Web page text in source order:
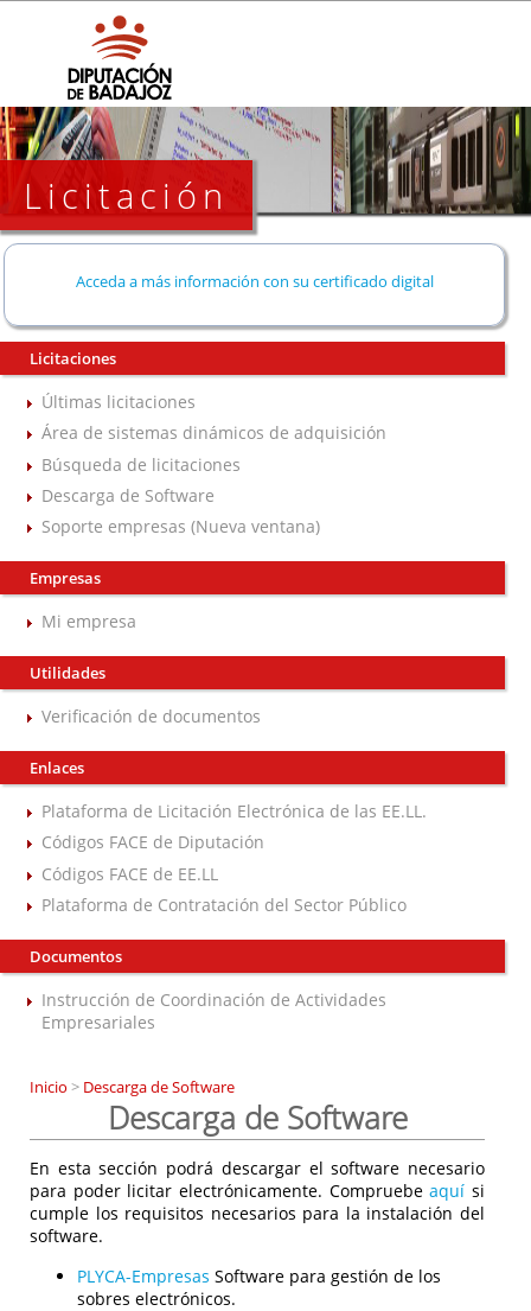
Licitación
Acceda a más información con su certificado digital
Licitaciones
Últimas licitaciones
Área de sistemas dinámicos de adquisición
Búsqueda de licitaciones
Descarga de Software
Soporte empresas (Nueva ventana)
Empresas
Mi empresa
Utilidades
Verificación de documentos
Enlaces
Plataforma de Licitación Electrónica de las EE.LL.
Códigos FACE de Diputación
Códigos FACE de EE.LL
Plataforma de Contratación del Sector Público
Documentos
Instrucción de Coordinación de Actividades
Empresariales
Inicio > Descarga de Software
Descarga de Software
En esta sección podrá descargar el software necesario
para poder licitar electrónicamente. Compruebeaquí si
cumple los requisitos necesarios para la instalación del
software.
PLYCA-Empresas Software para gestión de los
sobres electrónicos.